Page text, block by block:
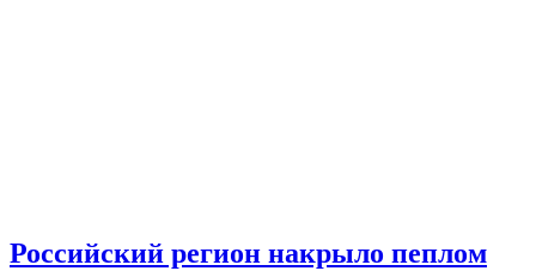
Российский регион накрыло пеплом